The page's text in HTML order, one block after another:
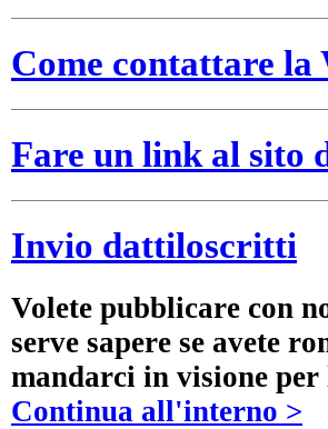
Come contattare
Fare un link al sito
Invio dattiloscritti
Volete pubblicare con
serve sapere se avete
mandarci in visione
Continua all'interno >